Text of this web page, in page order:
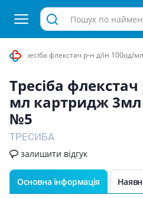
Тресiба флекстач р-н д/iн
Тресiба
мл картридж
№5
ТРЕСИБА
залишити відгук
Основна інформація